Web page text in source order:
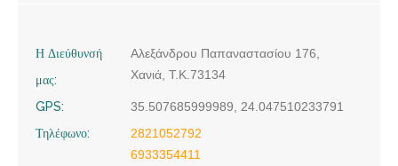
Η Διεύθυνσή
μας:
Αλεξάνδρου Παπαναστασίου 176,
Χανιά, Τ.Κ.73134
GPS:
35.507685999989, 24.047510233791
Τηλέφωνο:
2821052792
6933354411